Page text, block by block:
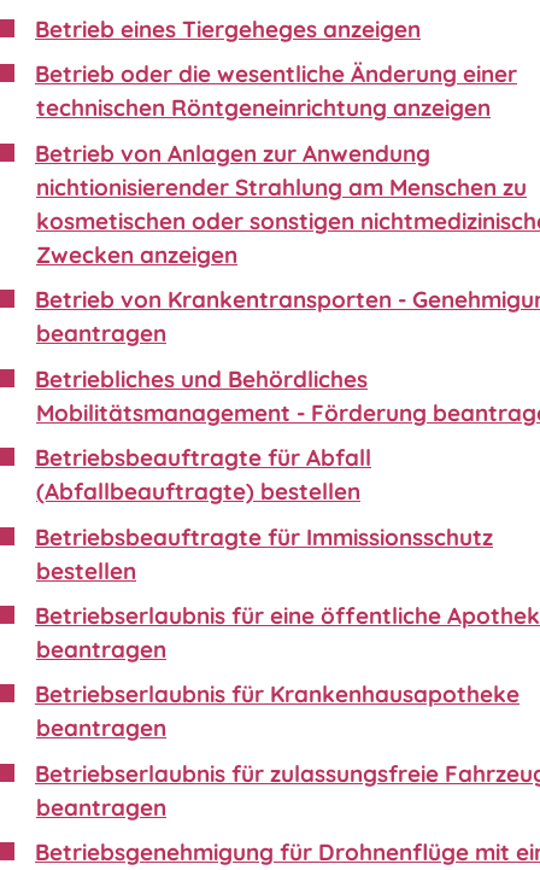
Betrieb eines Tiergeheges anzeigen
Betrieb oder die wesentliche Änderung einer
technischen Röntgeneinrichtung anzeigen
Betrieb von Anlagen zur Anwendung
nichtionisierender Strahlung am Menschen zu
kosmetischen oder sonstigen
Zwecken anzeigen
Betrieb von Krankentransporten -
beantragen
Betriebliches und Behördliches
Mobilitätsmanagement - Förderung
Betriebsbeauftragte für Abfall
(Abfallbeauftragte) bestellen
Betriebsbeauftragte für Immissionsschutz
bestellen
Betriebserlaubnis für eine öffentliche
beantragen
Betriebserlaubnis für Krankenhausapotheke
beantragen
Betriebserlaubnis für zulassungsfreie
beantragen
Betriebsgenehmigung für Drohnenflüge mit